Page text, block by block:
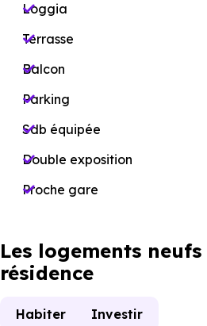
Loggia
Terrasse
Balcon
Parking
Sdb équipée
Double exposition
Proche gare
Les logements
résidence
Habiter Investir